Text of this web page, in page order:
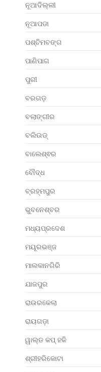
ନୂଆଦିଲ୍ଲୀ
ନୂଆପଡା
ପଶ୍ଚିମବଙ୍ଗ
ପାଣିପାଗ
ପୁରୀ
ବରଗଡ଼
ବଲାଙ୍ଗୀର
ବଲିଉଡ୍
ବାଲେଶ୍ଵର
ବୌଦ୍ଧ
ବ୍ରହ୍ମପୁର
ଭୁବନେଶ୍ବର
ମଧ୍ୟପ୍ରଦେଶ
ମୟୂରଭଞ୍ଜ
ମାଲକାନଗିରି
ଯାଜପୁର
ରାଉରକେଲା
ରାୟଗଡ଼ା
ୱାଲ୍ଡ କପ୍ ହକି
ଶ୍ରୀହରିକୋଟା